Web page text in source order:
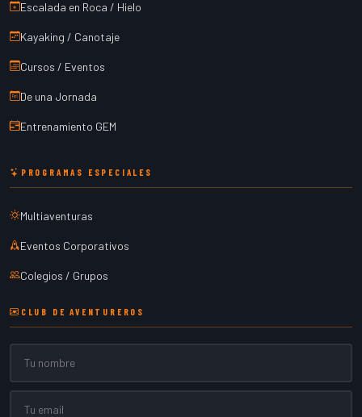
Escalada en Roca / Hielo
Kayaking / Canotaje
Cursos / Eventos
De una Jornada
Entrenamiento GEM
PROGRAMAS ESPECIALES
Multiaventuras
Eventos Corporativos
Colegios / Grupos
CLUB DE AVENTUREROS